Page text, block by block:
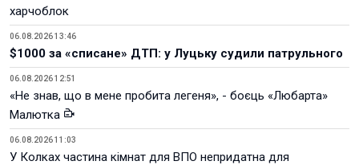
харчоблок
06.08.2026 13:46
$1000 за «списане» ДТП: у Луцьку судили патрульного
06.08.2026 12:51
«Не знав, що в мене пробита легеня», - боєць «Любарта»
Малютка
06.08.2026 11:03
У Колках частина кімнат для ВПО непридатна для